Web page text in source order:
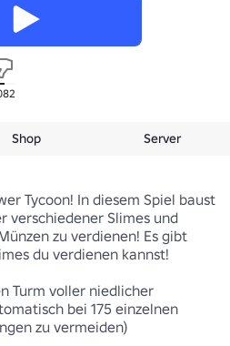
Shop Server
Tycoon! In diesem Spiel baust
verschiedener Slimes und
zu verdienen! Es gibt
du verdienen kannst!
Turm voller niedlicher
bei 175 einzelnen
zu vermeiden)